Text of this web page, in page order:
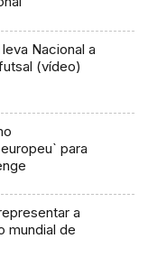
Nacional a
(vídeo)
para
a
mundial de